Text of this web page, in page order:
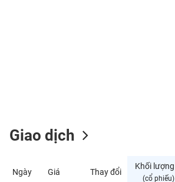
Giao dịch
Ngày Giá Thay đổi
Khối lượng
(cổ phiếu)
CÁ